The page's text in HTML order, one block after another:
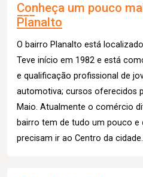
Conheça um pouco
Planalto
O bairro Planalto está
Teve início em 1982 e está
e qualificação profissional de
automotiva; cursos oferecidos
Maio. Atualmente o comércio
bairro tem de tudo um pouco e
precisam ir ao Centro da cidade.